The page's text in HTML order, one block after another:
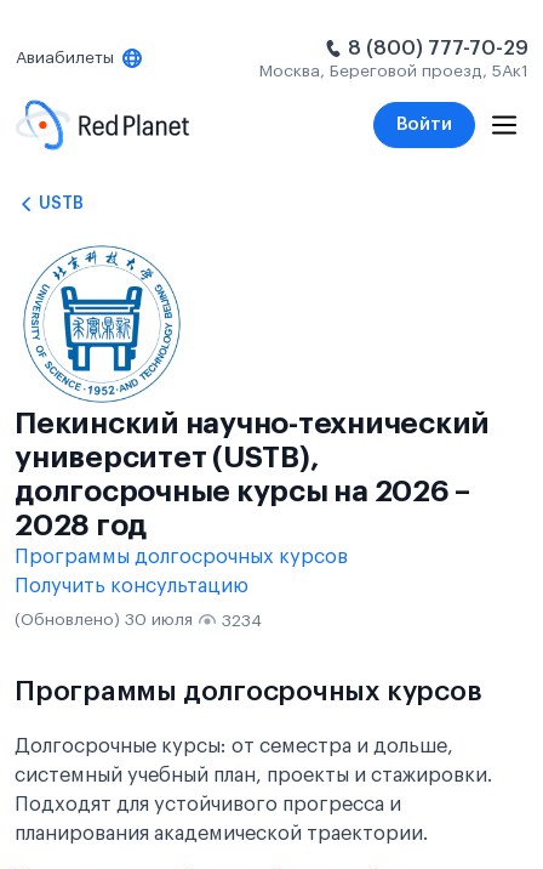
Авиабилеты 8 (800) 777-70-29
Москва, Береговой проезд, 5Ак1
Войти
USTB
Пекинский научно-технический
университет (USTB),
долгосрочные курсы на 2026 –
2028 год
Программы долгосрочных курсов
Получить консультацию
(Обновлено) 30 июля 3234
Программы долгосрочных курсов
Долгосрочные курсы: от семестра и дольше,
системный учебный план, проекты и стажировки.
Подходят для устойчивого прогресса и
планирования академической траектории.